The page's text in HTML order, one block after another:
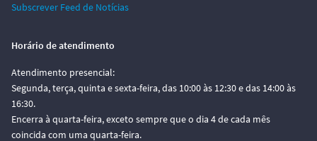
Subscrever Feed de Notícias
Horário de atendimento
Atendimento presencial:
Segunda, terça, quinta e sexta-feira, das 10:00 às 12:30 e das 14:00 às
16:30.
Encerra à quarta-feira, exceto sempre que o dia 4 de cada mês
coincida com uma quarta-feira.